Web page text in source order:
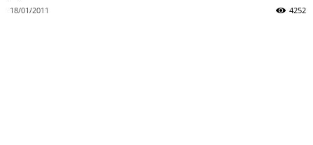
18/01/2011 4252